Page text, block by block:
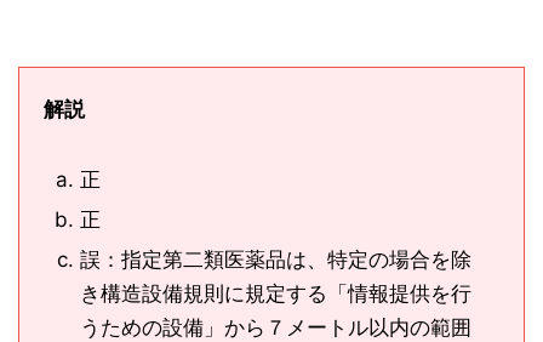
解説
正
正
誤：指定第二類医薬品は、特定の場合を除
き構造設備規則に規定する「情報提供を行
うための設備」から７メートル以内の範囲